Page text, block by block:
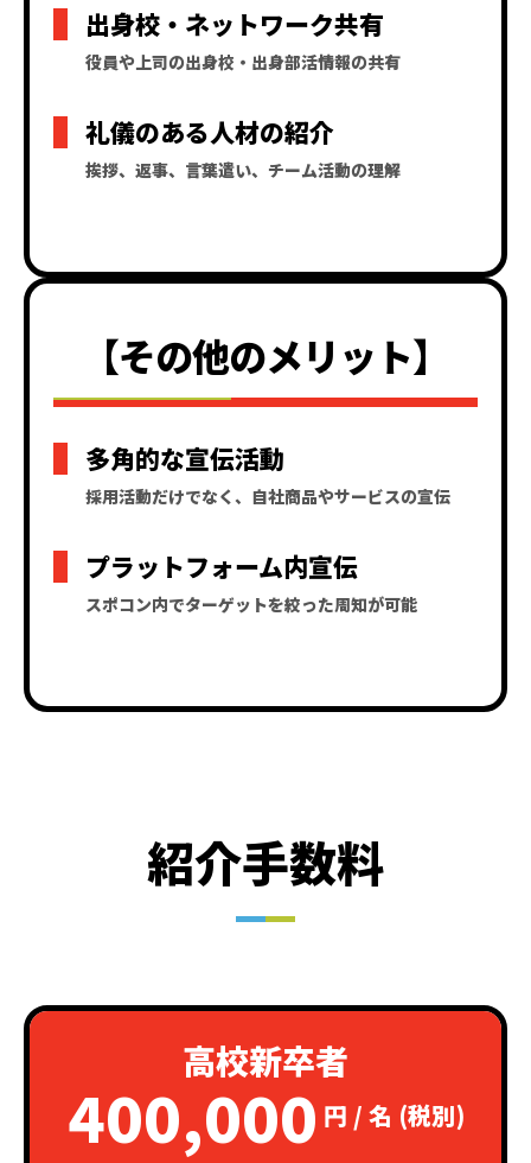
出身校・ネットワーク共有
役員や上司の出身校・出身部活情報の共有
礼儀のある人材の紹介
挨拶、返事、言葉遣い、チーム活動の理解
【その他のメリット】
多角的な宣伝活動
採用活動だけでなく、自社商品やサービスの宣伝
プラットフォーム内宣伝
スポコン内でターゲットを絞った周知が可能
紹介手数料
高校新卒者
400,000 円 / 名 (税別)